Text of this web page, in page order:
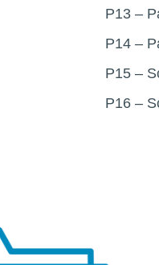
P13 –
P14 –
P15 –
P16 –